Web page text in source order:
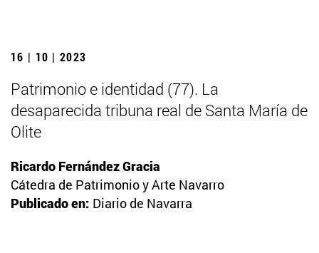
16 | 10 | 2023
Patrimonio e identidad (77). La
desaparecida tribuna real de Santa María de
Olite
Ricardo Fernández Gracia
Cátedra de Patrimonio y Arte Navarro
Publicado en: Diario de Navarra